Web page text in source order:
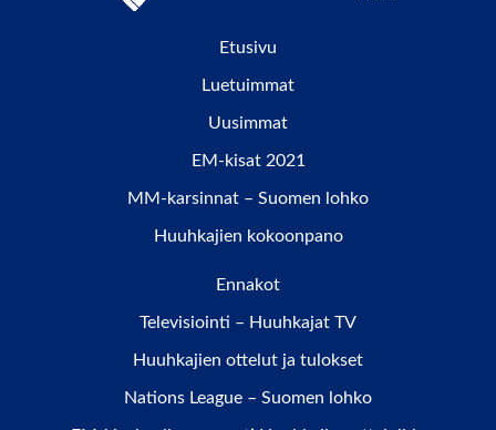
Etusivu
Luetuimmat
Uusimmat
EM-kisat 2021
MM-karsinnat – Suomen lohko
Huuhkajien kokoonpano
Ennakot
Televisiointi – Huuhkajat TV
Huuhkajien ottelut ja tulokset
Nations League – Suomen lohko